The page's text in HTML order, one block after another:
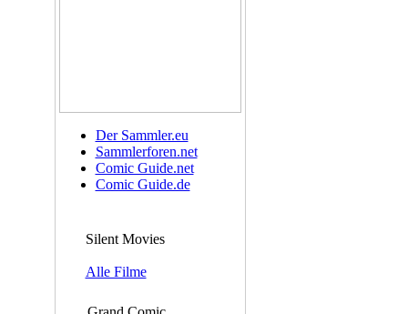
Der Sammler.eu
Sammlerforen.net
Comic Guide.net
Comic Guide.de
Silent Movies
Alle Filme